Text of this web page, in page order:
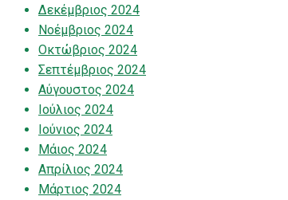
Δεκέμβριος 2024
Νοέμβριος 2024
Οκτώβριος 2024
Σεπτέμβριος 2024
Αύγουστος 2024
Ιούλιος 2024
Ιούνιος 2024
Μάιος 2024
Απρίλιος 2024
Μάρτιος 2024